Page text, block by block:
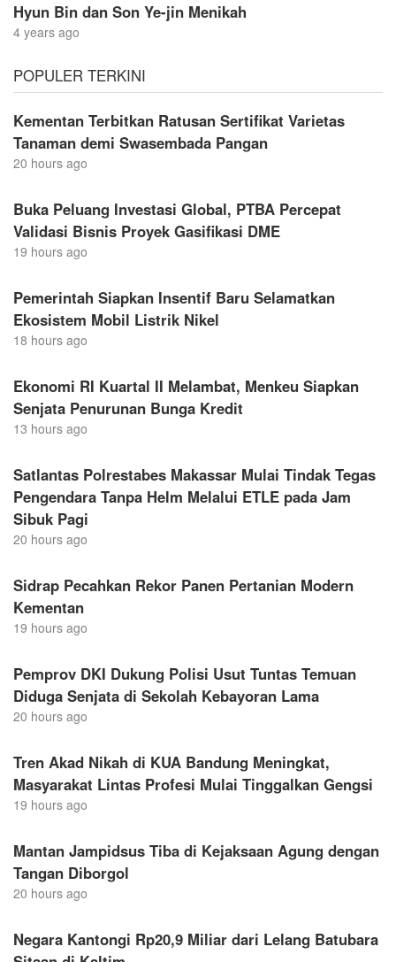
Hyun Bin dan Son Ye-jin Menikah
4 years ago
POPULER TERKINI
Kementan Terbitkan Ratusan Sertifikat Varietas
Tanaman demi Swasembada Pangan
20 hours ago
Buka Peluang Investasi Global, PTBA Percepat
Validasi Bisnis Proyek Gasifikasi DME
19 hours ago
Pemerintah Siapkan Insentif Baru Selamatkan
Ekosistem Mobil Listrik Nikel
18 hours ago
Ekonomi RI Kuartal II Melambat, Menkeu Siapkan
Senjata Penurunan Bunga Kredit
13 hours ago
Satlantas Polrestabes Makassar Mulai Tindak Tegas
Pengendara Tanpa Helm Melalui ETLE pada Jam
Sibuk Pagi
20 hours ago
Sidrap Pecahkan Rekor Panen Pertanian Modern
Kementan
19 hours ago
Pemprov DKI Dukung Polisi Usut Tuntas Temuan
Diduga Senjata di Sekolah Kebayoran Lama
20 hours ago
Tren Akad Nikah di KUA Bandung Meningkat,
Masyarakat Lintas Profesi Mulai Tinggalkan Gengsi
19 hours ago
Mantan Jampidsus Tiba di Kejaksaan Agung dengan
Tangan Diborgol
20 hours ago
Negara Kantongi Rp20,9 Miliar dari Lelang Batubara